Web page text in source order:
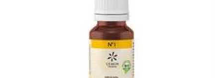
VITAMINER
MINERALER